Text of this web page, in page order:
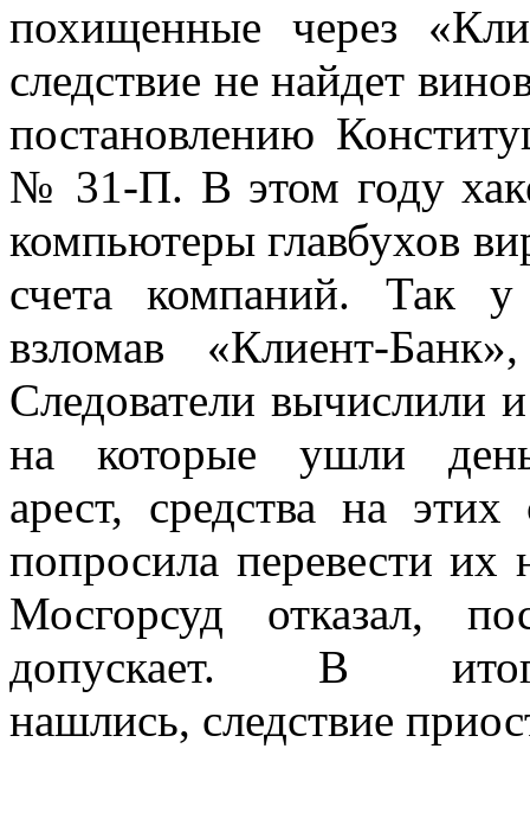
похищенные через
следствие не найдет
постановлению
№ 31-П. В этом году
компьютеры главбухов
счета компаний. Так
взломав «Клиент-
Следователи вычислили
на которые ушли
арест, средства на
попросила перевести их
Мосгорсуд отказал,
допускает. В
нашлись, следствие